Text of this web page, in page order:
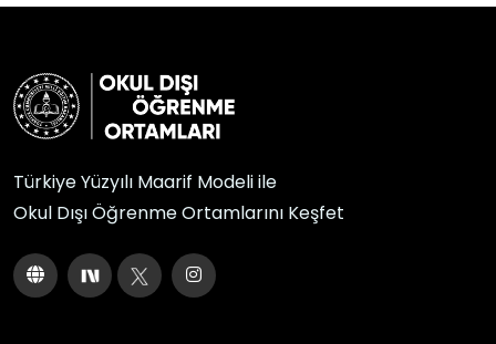
Türkiye Yüzyılı Maarif Modeli ile
Okul Dışı Öğrenme Ortamlarını Keşfet